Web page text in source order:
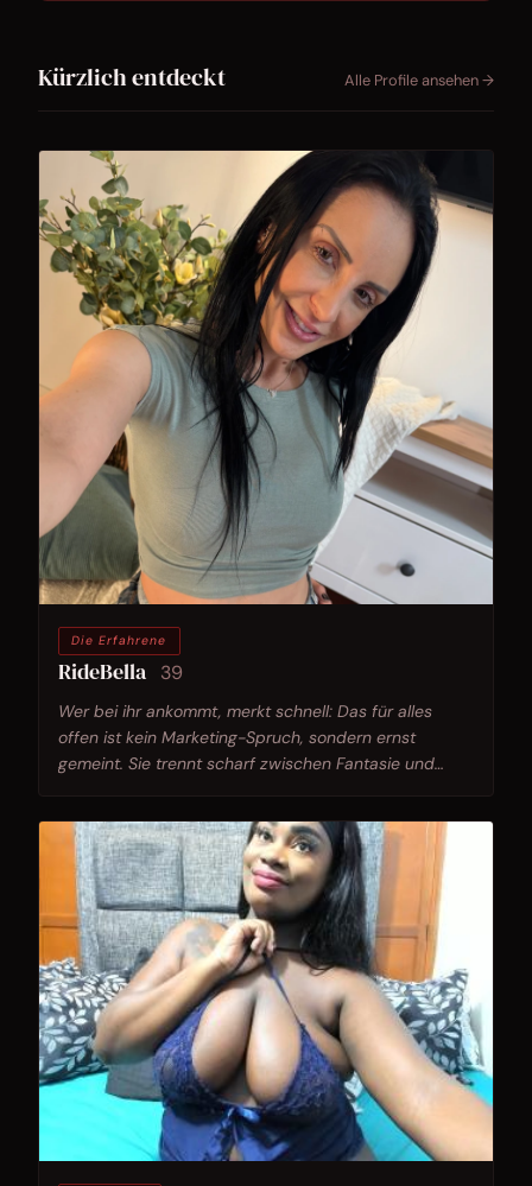
Kürzlich entdeckt Alle Profile ansehen →
Die Erfahrene
RideBella 39
Wer bei ihr ankommt, merkt schnell: Das für alles
offen ist kein Marketing-Spruch, sondern ernst
gemeint. Sie trennt scharf zwischen Fantasie und